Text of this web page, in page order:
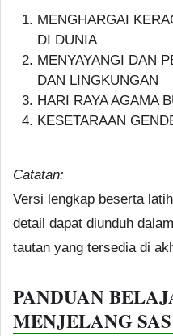
MENGHARGAI
DI DUNIA
MENYAYANGI DAN
DAN LINGKUNGAN
HARI RAYA AGAMA
KESETARAAN
Catatan:
Versi lengkap beserta
detail dapat diunduh
tautan yang tersedia di
PANDUAN
MENJELANG SAS